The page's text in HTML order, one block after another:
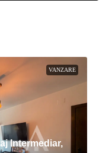
VANZARE
Intermediar,